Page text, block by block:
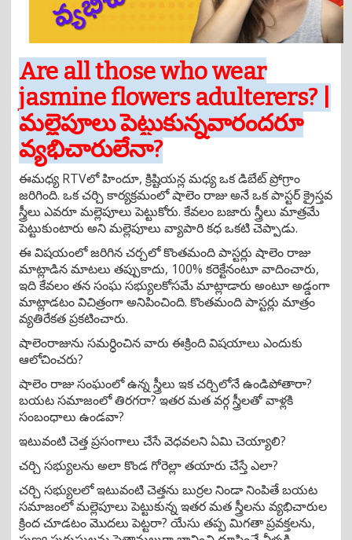
Are all those who wear
jasmine flowers adulterers? |
మల్లెపూలు పెట్టుకున్నవారందరూ
వ్యభిచారులేనా?
ఈమధ్య RTVలో హిందూ, క్రిష్టియన్ల మధ్య ఒక డిబేట్ ప్రోగ్రాం
జరిగింది. ఒక చర్చి కార్యక్రమంలో షాలెం రాజు అనే ఒక పాస్టర్ క్రైస్తవ
స్త్రీలు ఎవరూ మల్లెపూలు పెట్టుకోరు. కేవలం బజారు స్త్రీలు మాత్రమే
పెట్టుకుంటారు అని మల్లెపూలు వ్యాపారి కధ ఒకటి చెప్పాడు.
ఈ విషయంలో జరిగిన చర్చలో కొంతమంది పాస్టర్లు షాలెం రాజు
మాట్లాడిన మాటలు తప్పుకాదు, 100% కరెక్టేనంటూ వాదించారు,
ఇది కేవలం తన సంఘ సభ్యులకోసమే మాట్లాడారు అంటూ అడ్డంగా
మాట్లాడటం విచిత్రంగా అనిపించింది. కొంతమంది పాస్టర్లు మాత్రం
వ్యతిరేకత ప్రకటించారు.
షాలెంరాజును సమర్ధించిన వారు ఈక్రింది విషయాలు ఎందుకు
ఆలోచించరు?
షాలెం రాజు సంఘంలో ఉన్న స్త్రీలు ఇక చర్చిలోనే ఉండిపోతారా?
బయట సమాజంలో తిరగరా? ఇతర మత వర్గ స్త్రీలతో వాళ్లకి
సంబంధాలు ఉండవా?
ఇటువంటి చెత్త ప్రసంగాలు చేసే వెధవలని ఏమి చెయ్యాలి?
చర్చి సభ్యులను అలా కొండ గోరెల్లా తయారు చేస్తే ఎలా?
చర్చి సభ్యులలో ఇటువంటి చెత్తను బుర్రల నిండా నింపితే బయట
సమాజంలో మల్లెపూలు పెట్టుకున్న ఇతర మత స్త్రీలను వ్యభిచారుల
క్రింద చూడటం మొదలు పెట్టరా? యేసు తప్ప మిగతా ప్రవక్తలను,